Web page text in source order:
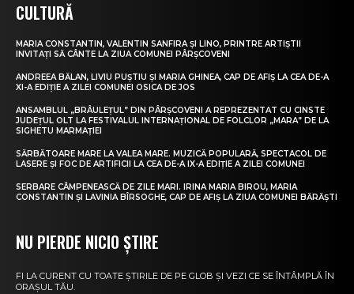
CULTURĂ
MARIA CONSTANTIN, VALENTIN SANFIRA ȘI LINO, PRINTRE ARTIȘTII
INVITAȚI SĂ CÂNTE LA ZIUA COMUNEI PÂRȘCOVENI
ANDREEA BĂLAN, LIVIU PUȘTIU ȘI MARIA GHINEA, CAP DE AFIȘ LA CEA DE-A
XI-A EDIȚIE A ZILEI COMUNEI OSICA DE JOS
ANSAMBLUL „BRÂULEȚUL” DIN PÂRȘCOVENI A REPREZENTAT CU CINSTE
JUDEȚUL OLT LA FESTIVALUL INTERNAȚIONAL DE FOLCLOR „MARA” DE LA
SIGHETU MARMAȚIEI
SĂRBĂTOARE MARE LA VALEA MARE. MUZICĂ POPULARĂ, SPECTACOL DE
LASERE ȘI FOC DE ARTIFICII LA CEA DE-A IX-A EDIȚIE A ZILEI COMUNEI
SERBARE CÂMPENEASCĂ DE ZILE MARI. IRINA MARIA BIROU, MARIA
CONSTANTIN ȘI LAVINIA BÎRSOGHE, CAP DE AFIȘ LA ZIUA COMUNEI BĂRĂȘTI
NU PIERDE NICIO ȘTIRE
FI LA CURENT CU TOATE ȘTIRILE DE PE GLOB ȘI VEZI CE SE ÎNTÂMPLĂ ÎN
ORAȘUL TĂU.